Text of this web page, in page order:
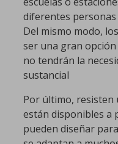
diferentes
Del mismo modo,
ser una gran
no tendrán la
sustancial
Por último, resisten
están disponibles a
pueden diseñar